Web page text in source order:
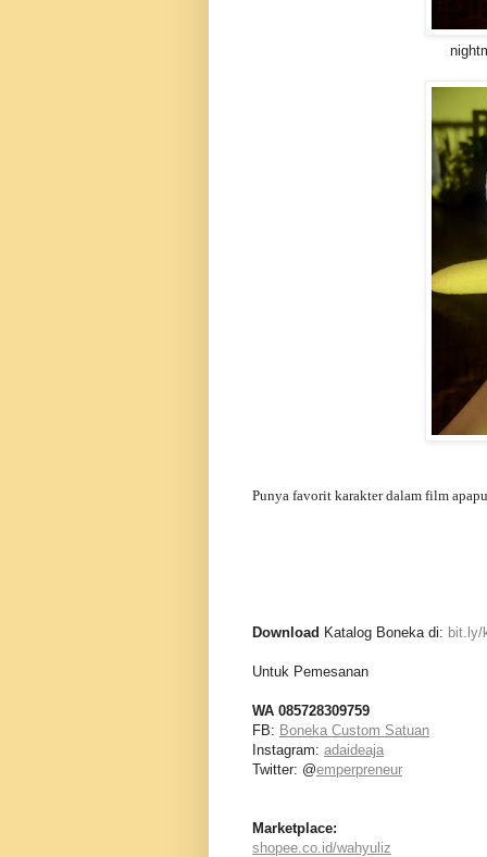
Punya favorit karakter dalam film
Download Katalog Boneka di: bit.ly/
Untuk Pemesanan
WA 085728309759
FB: Boneka Custom Satuan
Instagram: adaideaja
Twitter: @emperpreneur
Marketplace:
shopee.co.id/wahyuliz